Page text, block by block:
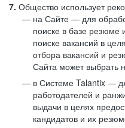
7. Общество использует
на Сайте — для
поиске в базе резюме
поиске вакансий в
отбора вакансий и
Сайта может выбрать
в Системе Talantix —
работодателей и
выдачи в целях
кандидатов и их